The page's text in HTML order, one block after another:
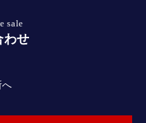
sale
わせ